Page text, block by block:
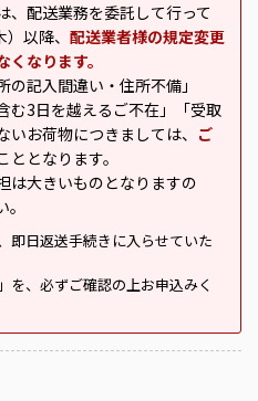
、配送業務を委託して行って
以降、 配送業者様の規定変更
なります。
記入間違い・住所不備」
む3日を越えるご不在」「受取
お荷物につきましては、 ご
ととなります。
は大きいものとなりますの
即日返送手続きに入らせていた
を、必ずご確認の上お申込みく